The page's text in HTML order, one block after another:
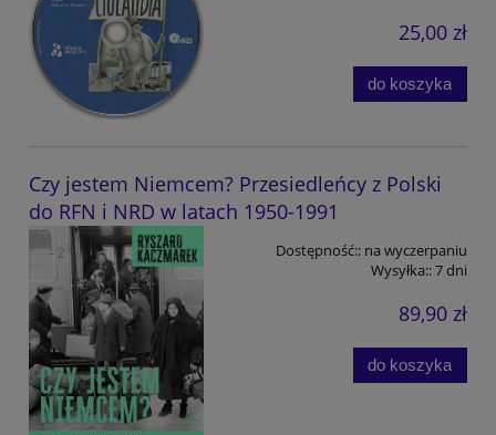
25,00 zł
do koszyka
Czy jestem Niemcem? Przesiedleńcy z Polski
do RFN i NRD w latach 1950-1991
Dostępność:: na wyczerpaniu
Wysyłka::7 dni
89,90 zł
do koszyka